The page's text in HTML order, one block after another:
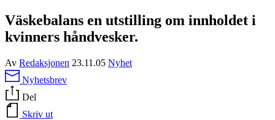
Väskebalans en utstilling om innholdet i
kvinners håndvesker.
Av Redaksjonen 23.11.05 Nyhet
Nyhetsbrev
Del
Skriv ut